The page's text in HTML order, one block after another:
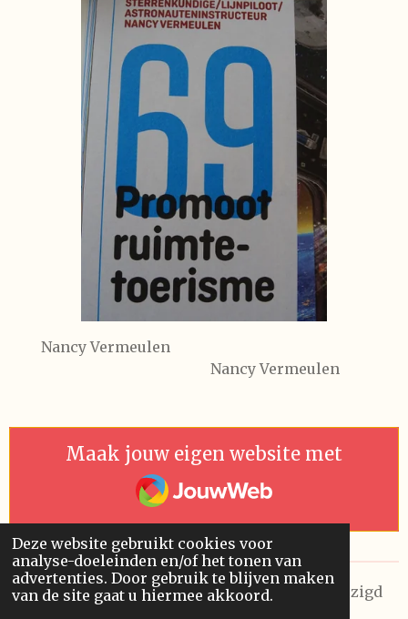
Deze website gebruikt cookies voor
analyse-doeleinden en/of het tonen van
advertenties. Door gebruik te blijven maken
van de site gaat u hiermee akkoord.
Nancy Vermeulen
Nancy Vermeulen
Maak jouw eigen website met
JouwWeb
© 2026 Future Visions Unlimited. Laatst gewijzigd